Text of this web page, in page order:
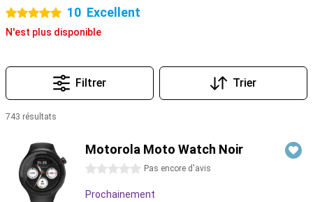
5 étoiles 10 Excellent
N'est plus disponible
Filtrer Trier
743 résultats
Motorola Moto Watch Noir
0 étoiles Pas encore d'avis
Prochainement